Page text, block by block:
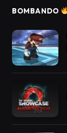
BOMBANDO